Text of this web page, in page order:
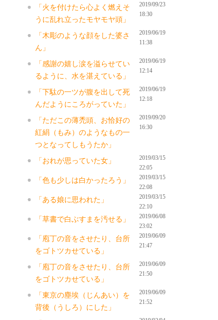
「火を付けたら心よく燃えそ
うに乱れ立ったモヤモヤ頭」
2019/09/23
18:30
「木彫のような顔をした婆さ
ん」
2019/06/19
11:38
「感謝の嬉し涙を溢らせてい
るように、水を湛えている」
2019/06/19
12:14
「下駄の一ツが腹を出して死
んだようにころがっていた」
2019/06/19
12:18
「ただこの薄禿頭、お恰好の
紅絹（もみ）のようなもの一
つとなってしもうたか」
2019/09/20
16:30
「おれが思っていた女」
2019/03/15
22:05
「色も少しは白かったろう」
2019/03/15
22:08
「ある娘に思われた」
2019/03/15
22:10
「草書で白ぶすまを汚せる」
2019/06/08
23:02
「庖丁の音をさせたり、台所
をゴトツカせている」
2019/06/09
21:47
「庖丁の音をさせたり、台所
をゴトツカせている」
2019/06/09
21:50
「東京の塵埃（じんあい）を
背後（うしろ）にした」
2019/06/09
21:52